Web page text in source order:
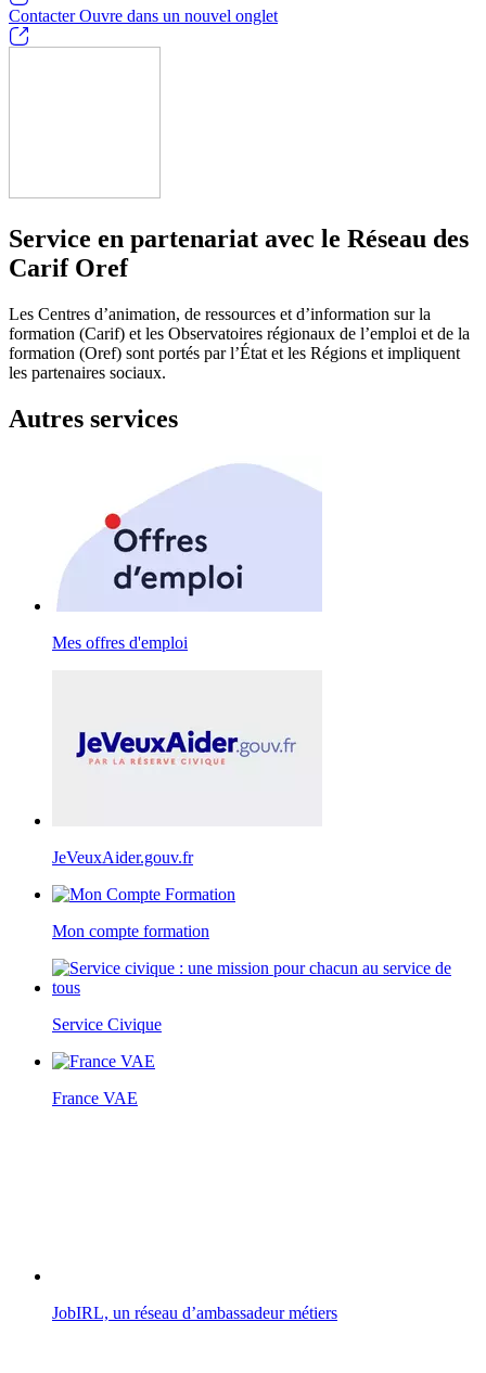
ContacterOuvre dans un nouvel onglet
Service en partenariat avec le Réseau des
Carif Oref
Les Centres d’animation, de ressources et d’information sur la
formation (Carif) et les Observatoires régionaux de l’emploi et de la
formation (Oref) sont portés par l’État et les Régions et impliquent
les partenaires sociaux.
Autres services
Mes offres d'emploi
JeVeuxAider.gouv.fr
Mon compte formation
Service Civique
France VAE
JobIRL, un réseau d’ambassadeur métiers